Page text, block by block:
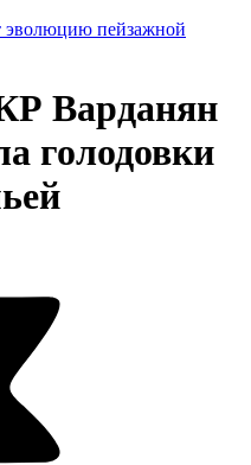
Варданян
голодовки